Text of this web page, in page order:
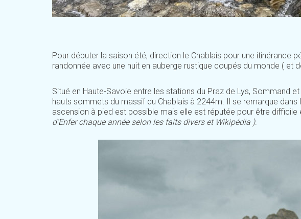
Pour débuter la saison été, direction le Chablais pour une itinérance
randonnée avec une nuit en auberge rustique coupés du monde ( et
Situé en Haute-Savoie entre les stations du Praz de Lys, Sommand
hauts sommets du massif du Chablais à 2244m. Il se remarque
ascension à pied est possible mais elle est réputée pour être difficile
d’Enfer chaque année selon les faits divers et Wikipédia ).